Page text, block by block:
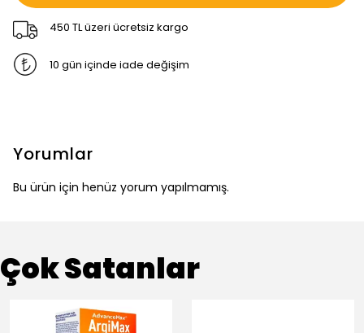
450 TL üzeri ücretsiz kargo
10 gün içinde iade değişim
Yorumlar
Bu ürün için henüz yorum yapılmamış.
Çok Satanlar